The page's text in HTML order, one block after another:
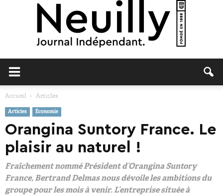
Accueil Articles
Articles Économie
Orangina Suntory France. Le
plaisir au naturel !
Fraîchement nommé Président d’Orangina Suntory
France, Bertrand Delmas nous dévoile les ambitions du
groupe pour les mois à venir. L’entreprise située à